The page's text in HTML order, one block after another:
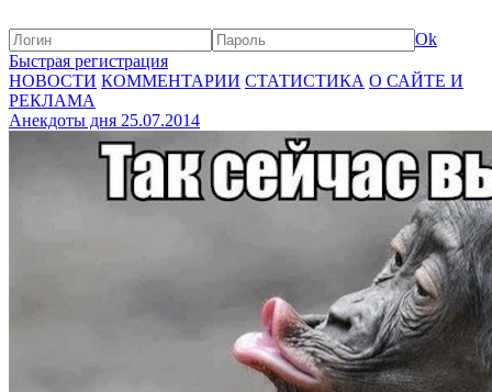
Ok
Быстрая регистрация
НОВОСТИ КОММЕНТАРИИ СТАТИСТИКА О САЙТЕ И
РЕКЛАМА
Анекдоты дня 25.07.2014